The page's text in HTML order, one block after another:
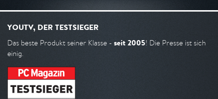
YOUTV, DER TESTSIEGER
Das beste Produkt seiner Klasse - seit 2005! Die Presse ist sich
einig.